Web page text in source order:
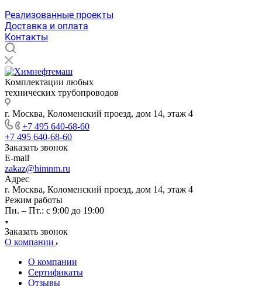
Реализованные проекты
Доставка и оплата
Контакты
Комплектации любых
технических трубопроводов
г. Москва, Коломенский проезд, дом 14, этаж 4
+7 495 640-68-60
+7 495 640-68-60
Заказать звонок
E-mail
zakaz@himnm.ru
Адрес
г. Москва, Коломенский проезд, дом 14, этаж 4
Режим работы
Пн. – Пт.: с 9:00 до 19:00
Заказать звонок
О компании
О компании
Сертификаты
Отзывы